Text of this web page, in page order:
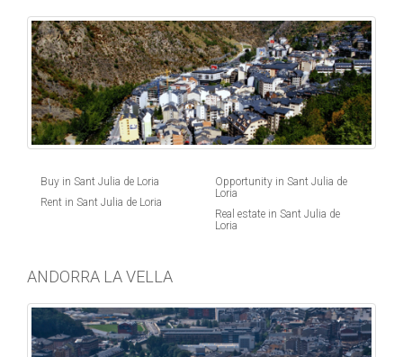
Buy in Sant Julia de Loria
Rent in Sant Julia de Loria
Opportunity in Sant Julia de
Loria
Real estate in Sant Julia de
Loria
ANDORRA LA VELLA